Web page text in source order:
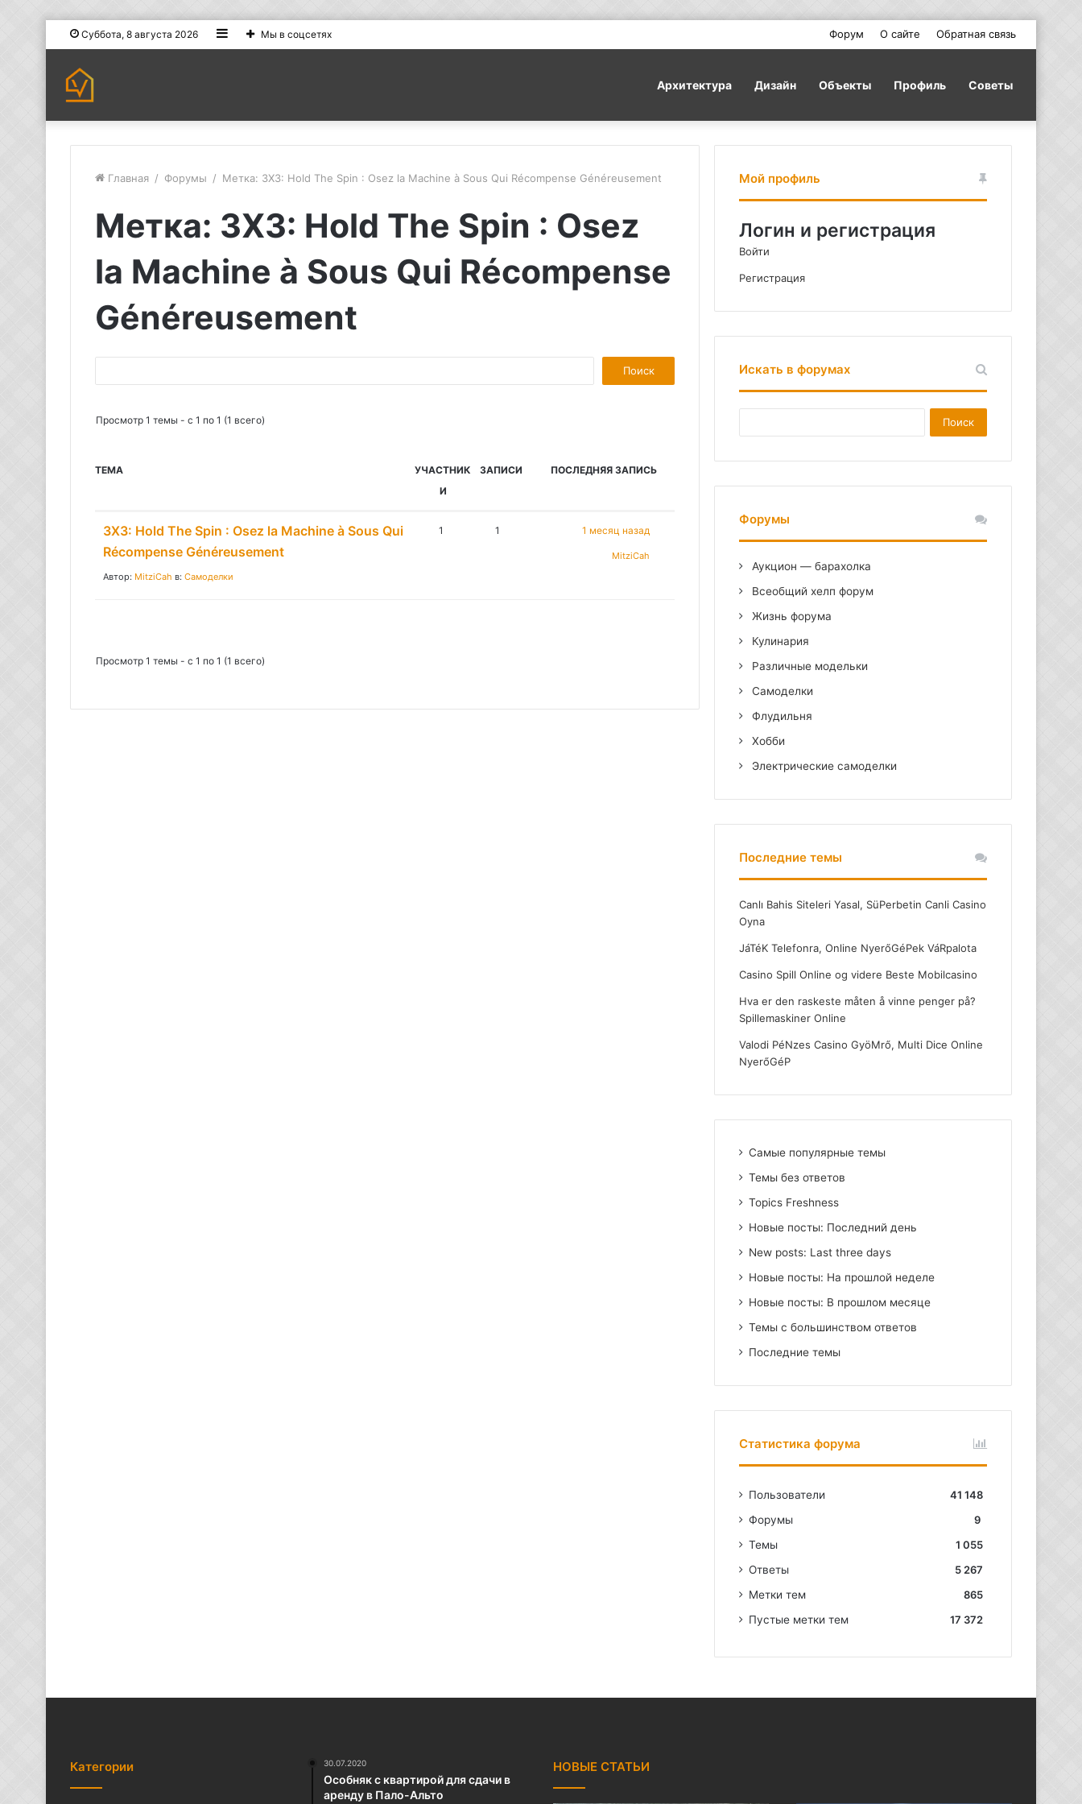
Суббота, 8 августа 2026 SidebarМы в соцсетях Форум О сайте Обратная связь
Архитектура Дизайн Объекты Профиль Советы
Главная / Форумы / Метка: 3X3: Hold The Spin : Osez la Machine à Sous Qui Récompense Généreusement
Метка: 3X3: Hold The Spin : Osez
la Machine à Sous Qui Récompense
Généreusement
о
:
Просмотр 1 темы - с 1 по 1 (1 всего)
ТЕМА
УЧАСТНИК
И
ЗАПИСИ ПОСЛЕДНЯЯ ЗАПИСЬ
3X3: Hold The Spin : Osez la Machine à Sous Qui
Récompense Généreusement
Автор: MitziCah в: Самоделки
1 1 1 месяц назад
MitziCah
Просмотр 1 темы - с 1 по 1 (1 всего)
Мой профиль
Логин и регистрация
Войти
Регистрация
Искать в форумах
Форумы
Аукцион — барахолка
Всеобщий хелп форум
Жизнь форума
Кулинария
Различные модельки
Самоделки
Флудильня
Хобби
Электрические самоделки
Последние темы
Canlı Bahis Siteleri Yasal, SüPerbetin Canli Casino
Oyna
JáTéK Telefonra, Online NyerőGéPek VáRpalota
Casino Spill Online og videre Beste Mobilcasino
Hva er den raskeste måten å vinne penger på?
Spillemaskiner Online
Valodi PéNzes Casino GyöMrő, Multi Dice Online
NyerőGéP
Самые популярные темы
Темы без ответов
Topics Freshness
Новые посты: Последний день
New posts: Last three days
Новые посты: На прошлой неделе
Новые посты: В прошлом месяце
Темы с большинством ответов
Последние темы
Статистика форума
Пользователи
41 148
Форумы
9
Темы
1 055
Ответы
5 267
Метки тем
865
Пустые метки тем
17 372
Категории 30.07.2020
Особняк с квартирой для сдачи в
аренду в Пало-Альто
НОВЫЕ СТАТЬИ